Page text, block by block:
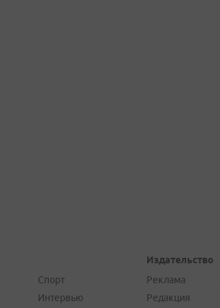
Спорт
Интервью
Издательство
Реклама
Редакция